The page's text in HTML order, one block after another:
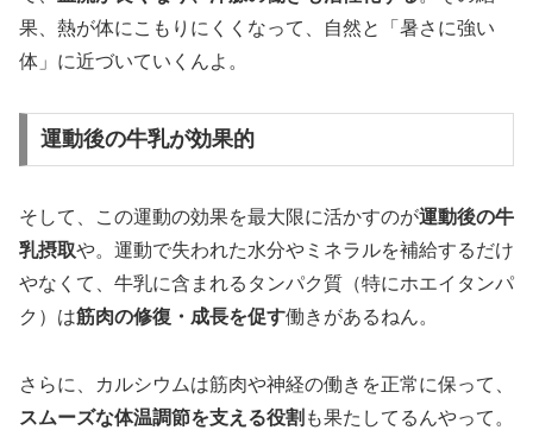
果、熱が体にこもりにくくなって、自然と「暑さに強い
体」に近づいていくんよ。
運動後の牛乳が効果的
そして、この運動の効果を最大限に活かすのが運動後の牛
乳摂取や。運動で失われた水分やミネラルを補給するだけ
やなくて、牛乳に含まれるタンパク質（特にホエイタンパ
ク）は筋肉の修復・成長を促す働きがあるねん。
さらに、カルシウムは筋肉や神経の働きを正常に保って、
スムーズな体温調節を支える役割 も果たしてるんやって。